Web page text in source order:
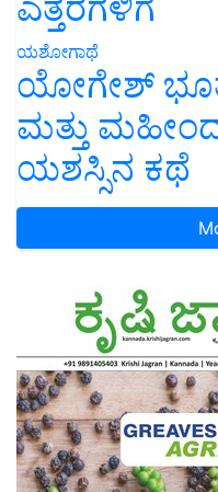
ಯಶೋಗಾಥೆ
ಯೋಗೇಶ್
ಮತ್ತು
ಯಶಸ್ಸಿನ ಕಥೆ